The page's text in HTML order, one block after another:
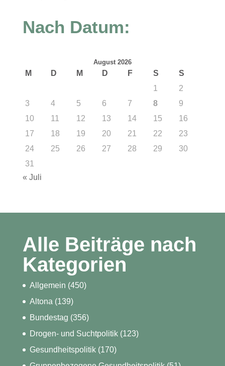
Nach Datum:
August 2026
M D M D F S
S
1
2
3
4 5 6 7 8
9
10
11 12 13 14 15
16
17
18 19 20 21 22
23
24
25 26 27 28 29
30
31
« Juli
Alle Beiträge nach
Kategorien
Allgemein (450)
Altona (139)
Bundestag (356)
Drogen- und Suchtpolitik(123)
Gesundheitspolitik(170)